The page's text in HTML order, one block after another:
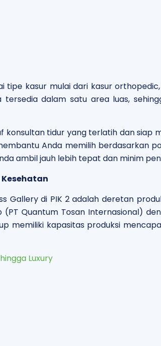
kasur mulai dari kasur
dalam satu area luas,
konsultan tidur yang terlatih dan siap
Anda memilih berdasarkan
ambil jauh lebih tepat dan minim
Gallery di PIK 2 adalah deretan
(PT Quantum Tosan Internasional)
memiliki kapasitas produksi
Luxury